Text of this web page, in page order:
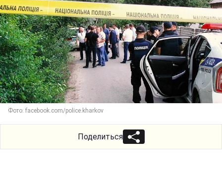
Фото: facebook.com/police.kharkov
Поделиться